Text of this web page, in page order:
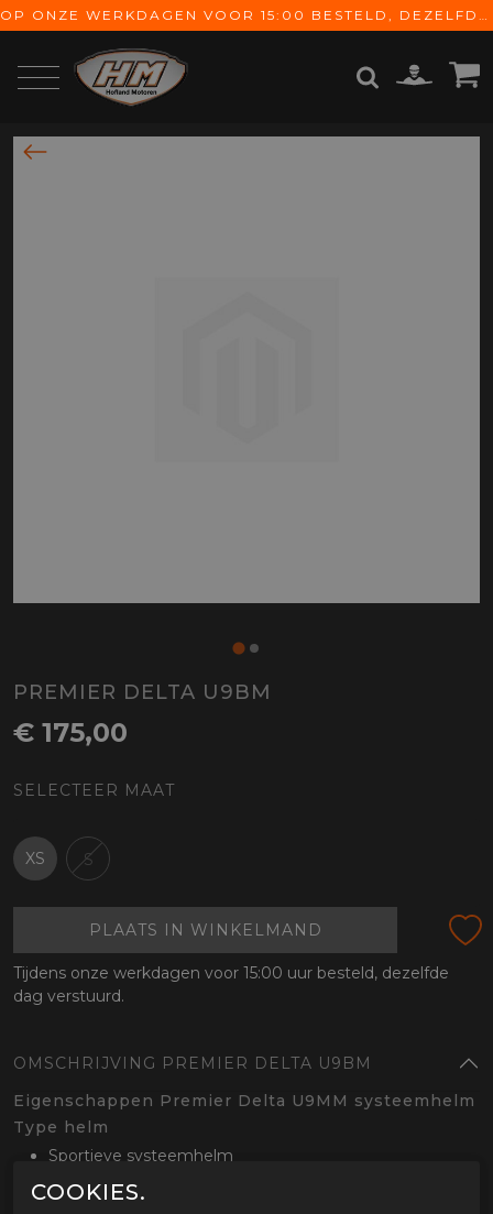
OP ONZE WERKDAGEN VOOR 15:00 BESTELD, DEZELFDE DAG VERZONDEN! GRATIS VERZENDING VANAF € 65,-
PREMIER DELTA U9BM
€ 175,00
SELECTEER MAAT
XS S
PLAATS IN WINKELMAND
Tijdens onze werkdagen voor 15:00 uur besteld, dezelfde
dag verstuurd.
OMSCHRIJVING PREMIER DELTA U9BM
Eigenschappen Premier Delta U9MM systeemhelm
Type helm
Sportieve systeemhelm
Geschikt voor sport- en sporttourmotoren
COOKIES.